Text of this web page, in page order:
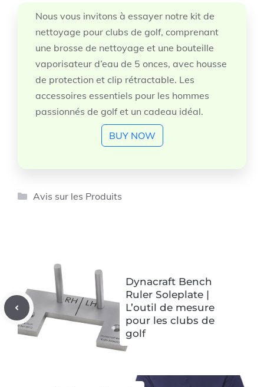
Nous vous invitons à essayer notre kit de
nettoyage pour clubs de golf, comprenant
une brosse de nettoyage et une bouteille
vaporisateur d’eau de 5 onces, avec housse
de protection et clip rétractable. Les
accessoires essentiels pour les hommes
passionnés de golf et un cadeau idéal.
BUY NOW
Catégories
Avis sur les Produits
Dynacraft Bench
Ruler Soleplate |
L’outil de mesure
pour les clubs de
golf